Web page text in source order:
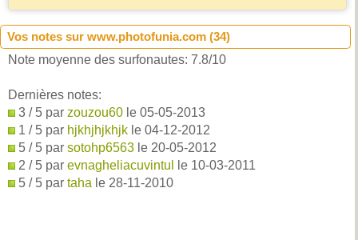
Vos notes sur www.photofunia.com (34)
Note moyenne des surfonautes: 7.8/10
Dernières notes:
3 / 5 par zouzou60 le 05-05-2013
1 / 5 par hjkhjhjkhjk le 04-12-2012
5 / 5 par sotohp6563 le 20-05-2012
2 / 5 par evnagheliacuvintul
le 10-03-2011
5 / 5 par taha le 28-11-2010